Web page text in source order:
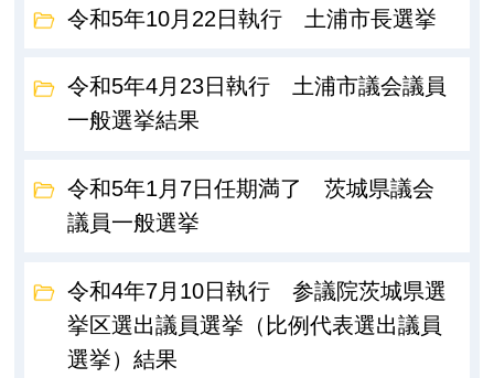
令和5年10月22日執行 土浦市長選挙
令和5年4月23日執行 土浦市議会議員
一般選挙結果
令和5年1月7日任期満了 茨城県議会
議員一般選挙
令和4年7月10日執行 参議院茨城県選
挙区選出議員選挙（比例代表選出議員
選挙）結果